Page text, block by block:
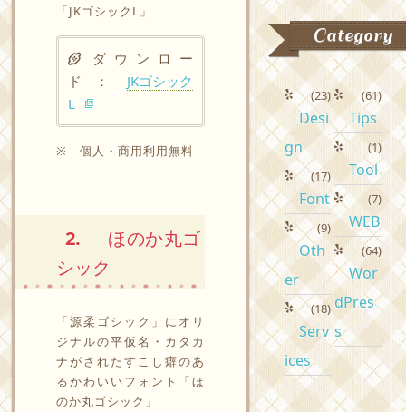
「JKゴシックL」
ダウンロー
ド ：
JKゴシック
L
※ 個人・商用利用無料
2.
ほのか丸ゴ
シック
「源柔ゴシック」にオリ
ジナルの平仮名・カタカ
ナがされたすこし癖のあ
るかわいいフォント「ほ
のか丸ゴシック」
Category
Desi
gn
(23)
Font
(17)
Oth
er
(9)
Serv
ices
(18)
Tips
(61)
Tool
(1)
WEB
(7)
Wor
dPres
s
(64)